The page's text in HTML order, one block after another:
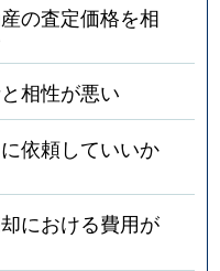
の査定価格を相
相性が悪い
依頼していいか
における費用が